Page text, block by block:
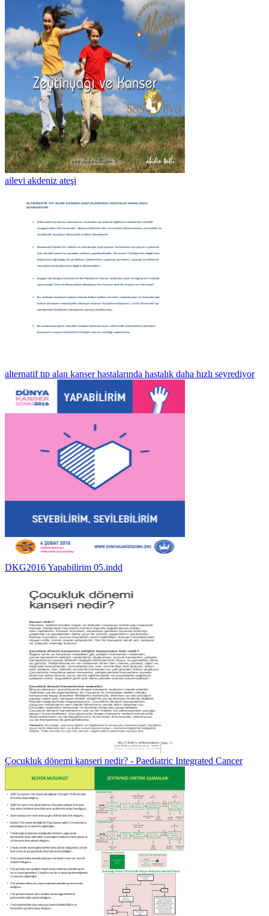
ailevi akdeniz ateşi
alternatif tıp alan kanser hastalarında hastalık daha hızlı seyrediyor
DKG2016 Yapabilirim 05.indd
Çocukluk dönemi kanseri nedir? - Paediatric Integrated Cancer